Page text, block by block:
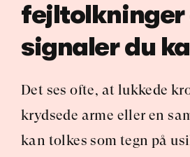
fejltolkninger
signaler du
Det ses ofte, at lukkede
krydsede arme eller en
kan tolkes som tegn på